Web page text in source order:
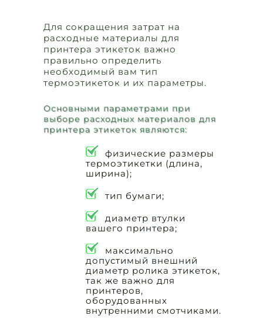
Для сокращения затрат на
расходные материалы для
принтера этикеток важно
правильно определить
необходимый вам тип
термоэтикеток и их параметры.
Основными параметрами при
выборе расходных материалов для
принтера этикеток являются:
физические размеры
термоэтикетки (длина,
ширина);
тип бумаги;
диаметр втулки
вашего принтера;
максимально
допустимый внешний
диаметр ролика этикеток,
так же важно для
принтеров,
оборудованных
внутренними смотчиками.